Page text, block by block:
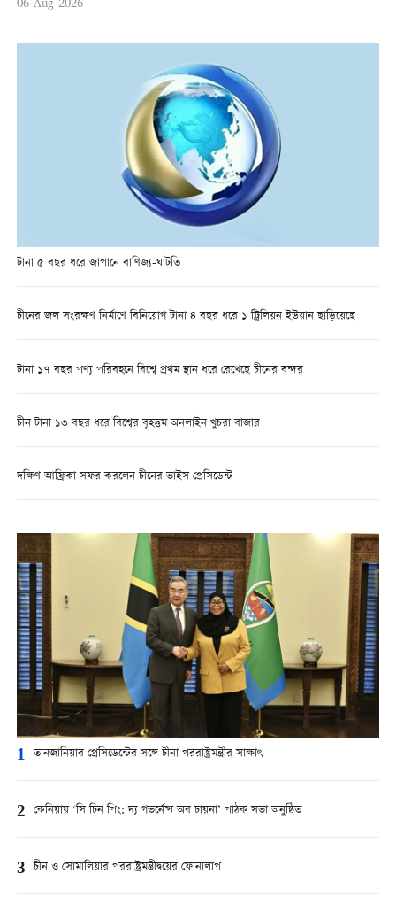
টানা ৫ বছর ধরে জাপানে বাণিজ্য-ঘাটতি
চীনের জল সংরক্ষণ নির্মাণে বিনিয়োগ টানা ৪ বছর ধরে ১ ট্রিলিয়ন ইউয়ান ছাড়িয়েছে
টানা ১৭ বছর পণ্য পরিবহনে বিশ্বে প্রথম স্থান ধরে রেখেছে চীনের বন্দর
চীন টানা ১৩ বছর ধরে বিশ্বের বৃহত্তম অনলাইন খুচরা বাজার
দক্ষিণ আফ্রিকা সফর করলেন চীনের ভাইস প্রেসিডেন্ট
1 তানজানিয়ার প্রেসিডেন্টের সঙ্গে চীনা পররাষ্ট্রমন্ত্রীর সাক্ষাৎ
2 কেনিয়ায় ‘সি চিন পিং: দ্য গভর্নেন্স অব চায়না’ পাঠক সভা অনুষ্ঠিত
3 চীন ও সোমালিয়ার পররাষ্ট্রমন্ত্রীদ্বয়ের ফোনালাপ